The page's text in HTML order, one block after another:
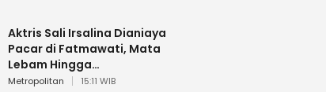
Aktris Sali Irsalina Dianiaya
Pacar di Fatmawati, Mata
Lebam Hingga
Diselamatkan Polantas
Metropolitan 15:11 WIB